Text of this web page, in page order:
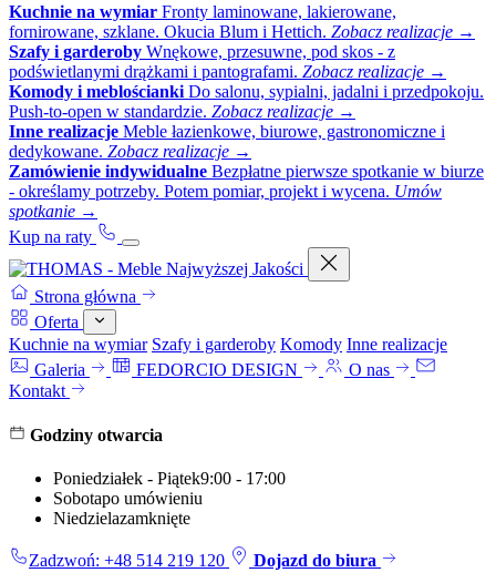
Kuchnie na wymiar Fronty laminowane, lakierowane,
fornirowane, szklane. Okucia Blum i Hettich. Zobacz realizacje →
Szafy i garderoby Wnękowe, przesuwne, pod skos - z
podświetlanymi drążkami i pantografami. Zobacz realizacje →
Komody i meblościanki Do salonu, sypialni, jadalni i przedpokoju.
Push-to-open w standardzie. Zobacz realizacje →
Inne realizacje Meble łazienkowe, biurowe, gastronomiczne i
dedykowane. Zobacz realizacje →
Zamówienie indywidualne Bezpłatne pierwsze spotkanie w biurze
- określamy potrzeby. Potem pomiar, projekt i wycena. Umów
spotkanie →
Kup na raty
Strona główna
Oferta
Kuchnie na wymiar Szafy i garderoby Komody Inne realizacje
Galeria
FEDORCIO DESIGN
O nas
Kontakt
Godziny otwarcia
Poniedziałek - Piątek9:00 - 17:00
Sobotapo umówieniu
Niedzielazamknięte
Zadzwoń: +48 514 219 120
Dojazd do biura